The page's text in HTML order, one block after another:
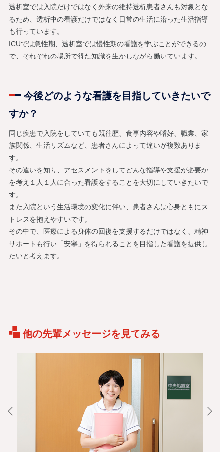
透析室では入院だけではなく外来の維持透析患者さんも対象とな
るため、透析中の看護だけではなく日常の生活に沿った生活指導
も行っています。
ICUでは急性期、透析室では慢性期の看護を学ぶことができるの
で、それぞれの場所で得た知識を生かしながら働いています。
今後どのような看護を目指していきたいで
すか？
同じ疾患で入院をしていても既往歴、食事内容や嗜好、職業、家
族関係、生活リズムなど、患者さんによって違いが複数ありま
す。
その違いを知り、アセスメントをしてどんな指導や支援が必要か
を考え１人１人に合った看護をすることを大切にしていきたいで
す。
また入院という生活環境の変化に伴い、患者さんは心身ともにス
トレスを抱えやすいです。
その中で、医療による身体の回復を支援するだけではなく、精神
サポートも行い「安寧」を得られることを目指した看護を提供し
たいと考えます。
他の先輩メッセージを見てみる